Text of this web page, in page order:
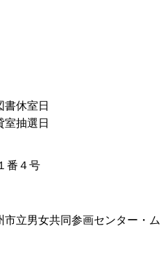
書休室日
室抽選日
番４号
市立男女共同参画センター・ム